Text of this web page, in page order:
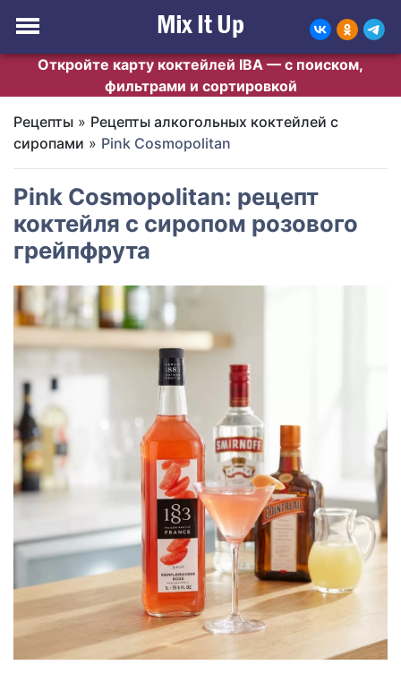
Откройте карту коктейлей IBA — с поиском,
фильтрами и сортировкой
Рецепты » Рецепты алкогольных коктейлей с
сиропами » Pink Cosmopolitan
Pink Cosmopolitan: рецепт
коктейля с сиропом розового
грейпфрута